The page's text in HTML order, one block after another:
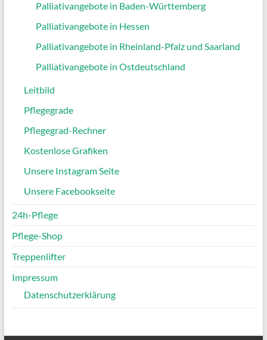
Palliativangebote in Baden-Württemberg
Palliativangebote in Hessen
Palliativangebote in Rheinland-Pfalz und Saarland
Palliativangebote in Ostdeutschland
Leitbild
Pflegegrade
Pflegegrad-Rechner
Kostenlose Grafiken
Unsere Instagram Seite
Unsere Facebookseite
24h-Pflege
Pflege-Shop
Treppenlifter
Impressum
Datenschutzerklärung